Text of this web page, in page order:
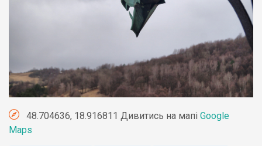
48.704636, 18.916811 Дивитись на мапі Google
Maps